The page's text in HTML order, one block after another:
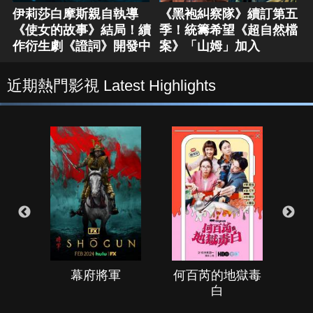
伊莉莎白摩斯親自執導
《使女的故事》結局！續
作衍生劇《證詞》開發中
《黑袍糾察隊》續訂第五
季！統籌希望《超自然檔
案》「山姆」加入
近期熱門影視 Latest Highlights
幕府將軍
何百芮的地獄毒
白